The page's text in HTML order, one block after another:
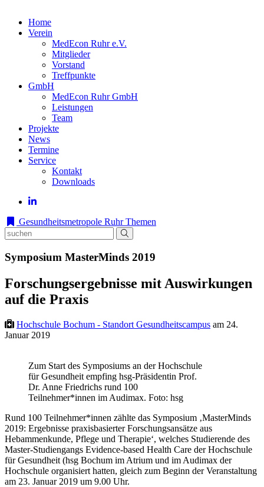
Home
Verein
MedEcon Ruhr e.V.
Mitglieder
Vorstand
Treffpunkte
GmbH
MedEcon Ruhr GmbH
Leistungen
Team
Projekte
News
Termine
Service
Kontakt
Downloads
Gesundheitsmetropole Ruhr Themen
Symposium MasterMinds 2019
Forschungsergebnisse mit Auswirkungen
auf die Praxis
Hochschule Bochum - Standort Gesundheitscampus am 24.
Januar 2019
Zum Start des Symposiums an der Hochschule
für Gesundheit empfing hsg-Präsidentin Prof.
Dr. Anne Friedrichs rund 100
Teilnehmer*innen im Audimax. Foto: hsg
Rund 100 Teilnehmer*innen zählte das Symposium ‚MasterMinds
2019: Ergebnisse praxisbasierter Forschungsansätze aus
Hebammenkunde, Pflege und Therapie‘, welches Studierende des
Master-Studiengangs Evidence-based Health Care der Hochschule
für Gesundheit (hsg Bochum im Atrium und im Audimax der
Hochschule organisiert hatten, gleich zum Beginn der Veranstaltung
am 23. Januar 2019 um 9.00 Uhr.